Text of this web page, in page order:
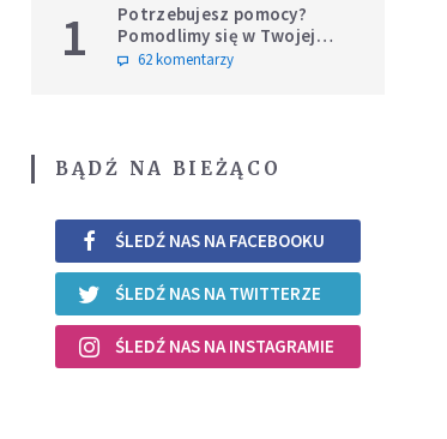
1
Potrzebujesz pomocy?
Pomodlimy się w Twojej
intencji
62 komentarzy
BĄDŹ NA BIEŻĄCO
ŚLEDŹ NAS NA FACEBOOKU
ŚLEDŹ NAS NA TWITTERZE
ŚLEDŹ NAS NA INSTAGRAMIE